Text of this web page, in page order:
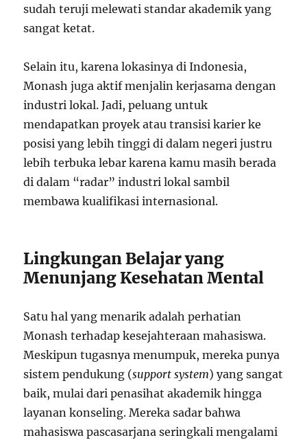
sudah teruji melewati standar akademik yang
sangat ketat.
Selain itu, karena lokasinya di Indonesia,
Monash juga aktif menjalin kerjasama dengan
industri lokal. Jadi, peluang untuk
mendapatkan proyek atau transisi karier ke
posisi yang lebih tinggi di dalam negeri justru
lebih terbuka lebar karena kamu masih berada
di dalam “radar” industri lokal sambil
membawa kualifikasi internasional.
Lingkungan Belajar yang
Menunjang Kesehatan Mental
Satu hal yang menarik adalah perhatian
Monash terhadap kesejahteraan mahasiswa.
Meskipun tugasnya menumpuk, mereka punya
sistem pendukung (support system) yang sangat
baik, mulai dari penasihat akademik hingga
layanan konseling. Mereka sadar bahwa
mahasiswa pascasarjana seringkali mengalami